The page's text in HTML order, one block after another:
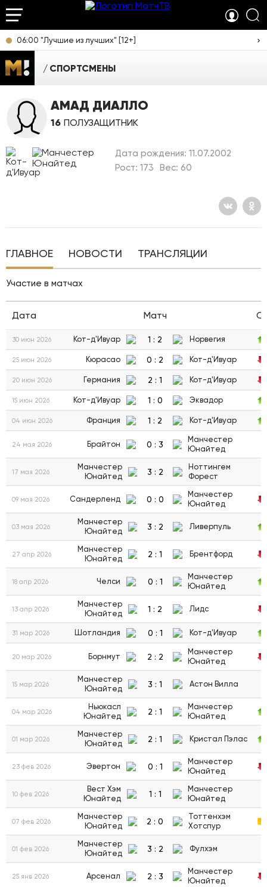
06:00 "Лучшие из лучших" [12+]
СПОРТСМЕНЫ
АМАД ДИАЛЛО
16 ПОЛУЗАЩИТНИК
Дата рождения: 11.07.2002
Рост: 173
Вес: 60
ГЛАВНОЕ НОВОСТИ ТРАНСЛЯЦИИ
Участие в матчах
Дата Матч
30 июн 2026 Кот-д'Ивуар 1 : 2 Норвегия
25 июн 2026 Кюрасао 0 : 2 Кот-д'Ивуар
20 июн 2026 Германия 2 : 1 Кот-д'Ивуар
15 июн 2026 Кот-д'Ивуар 1 : 0 Эквадор
04 июн 2026 Франция 1 : 2 Кот-д'Ивуар
24 мая 2026 Брайтон 0 : 3
Манчестер
Юнайтед
17 мая 2026
Манчестер
Юнайтед
3 : 2
Ноттингем
Форест
09 мая 2026 Сандерленд 0 : 0
Манчестер
Юнайтед
03 мая 2026
Манчестер
Юнайтед
3 : 2 Ливерпуль
27 апр 2026
Манчестер
Юнайтед
2 : 1 Брентфорд
18 апр 2026 Челси 0 : 1
Манчестер
Юнайтед
13 апр 2026
Манчестер
Юнайтед
1 : 2 Лидс
31 мар 2026 Шотландия 0 : 1 Кот-д'Ивуар
20 мар 2026 Борнмут 2 : 2
Манчестер
Юнайтед
15 мар 2026
Манчестер
Юнайтед
3 : 1 Астон Вилла
04 мар 2026
Ньюкасл
Юнайтед
2 : 1
Манчестер
Юнайтед
01 мар 2026
Манчестер
Юнайтед
2 : 1 Кристал Пэлас
23 фев 2026 Эвертон 0 : 1
Манчестер
Юнайтед
10 фев 2026
Вест Хэм
Юнайтед
1 : 1
Манчестер
Юнайтед
07 фев 2026
Манчестер
Юнайтед
2 : 0
Тоттенхэм
Хотспур
01 фев 2026
Манчестер
Юнайтед
3 : 2 Фулхэм
25 янв 2026 Арсенал 2 : 3
Манчестер
Юнайтед